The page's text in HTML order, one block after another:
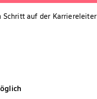
Schritt auf der Karriereleiter